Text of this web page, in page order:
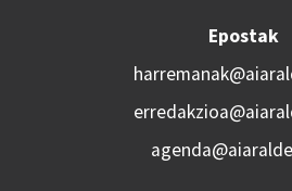
Epostak